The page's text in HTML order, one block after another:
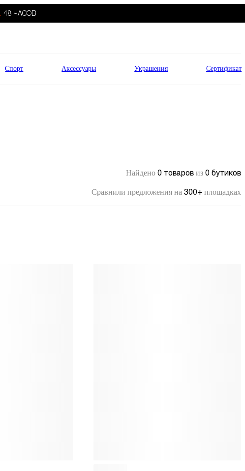
48 ЧАСОВ
Спорт Аксессуары Украшения Сертификат
Найдено 0 товаров из 0 бутиков
Сравнили предложения на 300+ площадках